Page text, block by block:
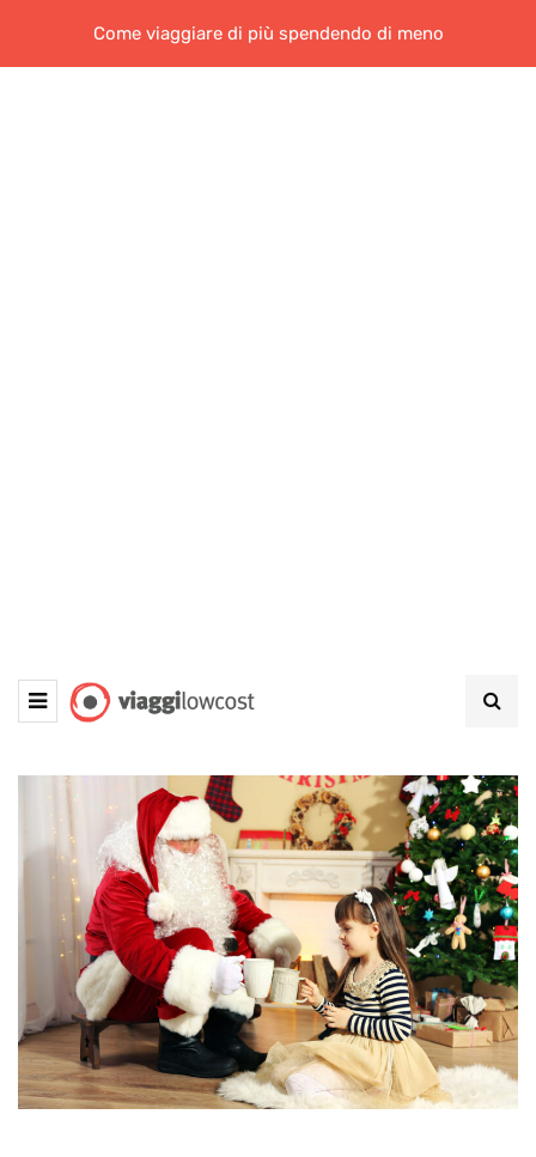
Come viaggiare di più spendendo di meno